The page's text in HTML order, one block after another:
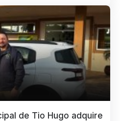
de Tio Hugo adquire